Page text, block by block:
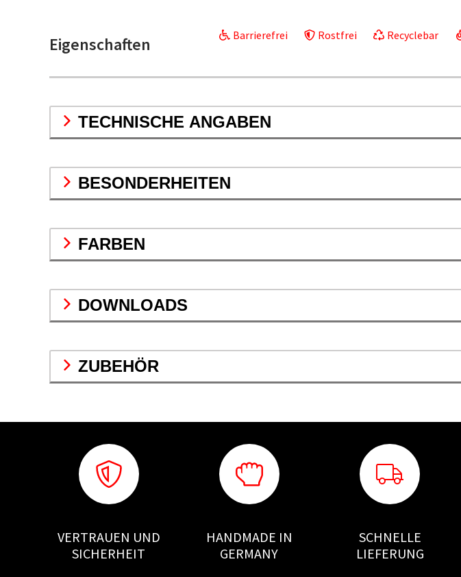
Eigenschaften Barrierefrei Rostfrei Recyclebar
TECHNISCHE ANGABEN
BESONDERHEITEN
FARBEN
DOWNLOADS
ZUBEHÖR
VERTRAUEN UND
SICHERHEIT
HANDMADE IN
GERMANY
SCHNELLE
LIEFERUNG